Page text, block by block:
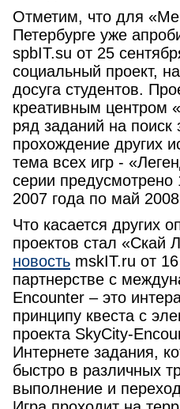
Отметим, что для
Петербурге уже
spbIT.su от 25
социальный проект,
досуга студентов.
креативным центром
ряд заданий на поиск
прохождение других
тема всех игр -
серии предусмотрено
2007 года по май
Что касается других
проектов стал «Скай
новость mskIT.ru от
партнерстве с
Encounter – это
принципу квеста с
проекта SkyCity-
Интернете задания,
быстро в различных
выполнение и